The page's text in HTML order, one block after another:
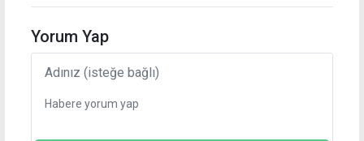
Yorum Yap